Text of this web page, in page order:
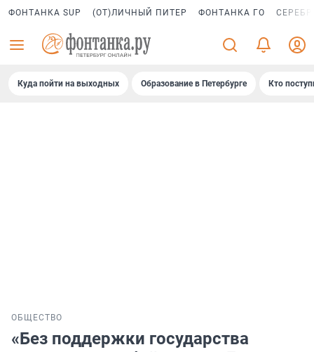
ФОНТАНКА SUP (ОТ)ЛИЧНЫЙ ПИТЕР ФОНТАНКА ГО
Куда пойти на выходных Образование в Петербурге Кто
ОБЩЕСТВО
«Без поддержки государства